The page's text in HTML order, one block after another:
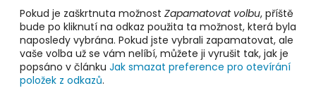
Pokud je zaškrtnuta možnost Zapamatovat volbu, příště
bude po kliknutí na odkaz použita ta možnost, která byla
naposledy vybrána. Pokud jste vybrali zapamatovat, ale
vaše volba už se vám nelíbí, můžete ji vyrušit tak, jak je
popsáno v článku Jak smazat preference pro otevírání
položek z odkazů.